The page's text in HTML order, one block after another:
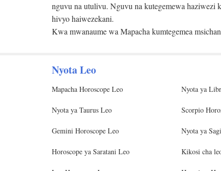
nguvu na utulivu. Nguvu na kutegemewa haziwezi
hivyo haiwezekani.
Kwa mwanaume wa Mapacha kumtegemea
Nyota Leo
Mapacha Horoscope Leo
Nyota ya Taurus Leo
Gemini Horoscope Leo
Horoscope ya Saratani Leo
Nyota ya
Scorpio
Nyota ya
Kikosi cha